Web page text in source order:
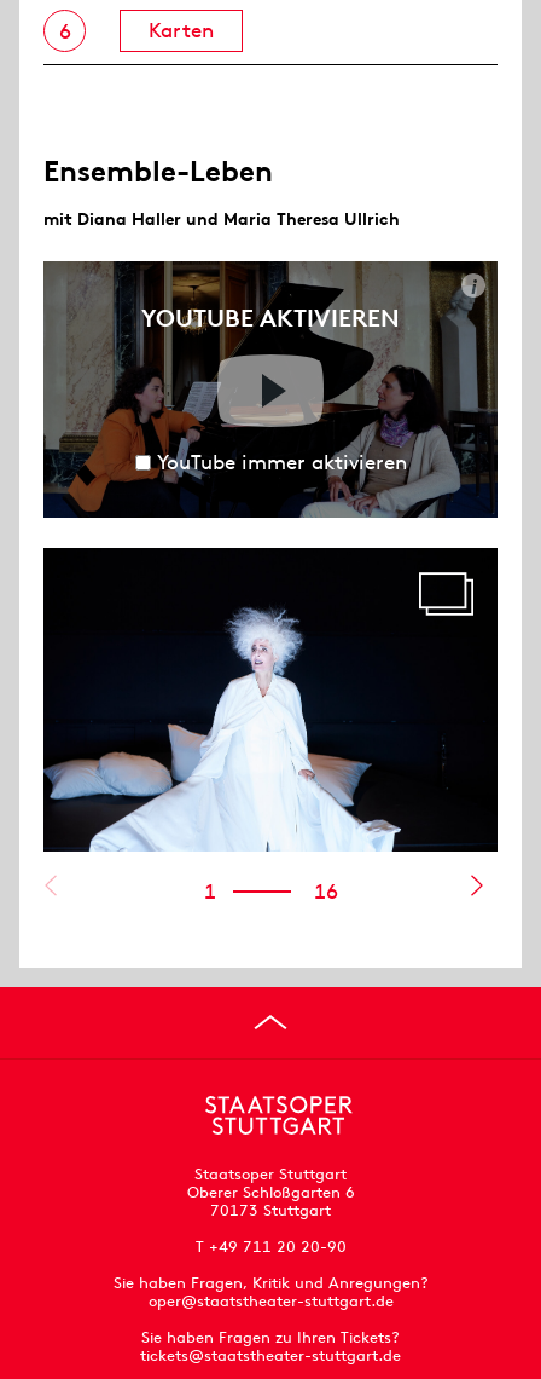
6
Karten
Ensemble-Leben
mit Diana Haller und Maria Theresa Ullrich
YOUTUBE AKTIVIEREN
i
YouTube immer aktivieren
1 16
Staatsoper Stuttgart
Oberer Schloßgarten 6
70173 Stuttgart
T +49 711 20 20-90
Sie haben Fragen, Kritik und Anregungen?
oper@staatstheater-stuttgart.de
Sie haben Fragen zu Ihren Tickets?
tickets@staatstheater-stuttgart.de